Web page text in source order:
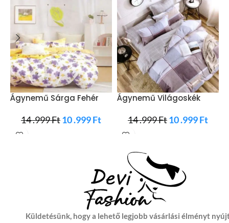
Ágynemű Sárga Fehér
14 .999Ft10 .999Ft
Ágynemű Világoskék
14 .999Ft10 .999Ft
Küldetésünk, hogy a lehető legjobb vásárlási élményt